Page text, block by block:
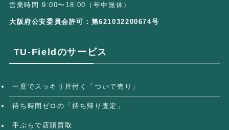
営業時間 9:00〜18:00（年中無休）
大阪府公安委員会許可：第621032200674号
TU-Fieldのサービス
一度でスッキリ片付く「ついで売り」
待ち時間ゼロの「持ち帰り査定」
手ぶらで店頭買取